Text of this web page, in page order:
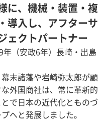
に、機械・装置・複
導入し、アフターサ
ェクトパートナー
（安政6年）長崎・出島
末諸藩や岩崎弥太郎が顧
外国商社は、常に革新的
で日本の近代化とものづ
へと発展しました。